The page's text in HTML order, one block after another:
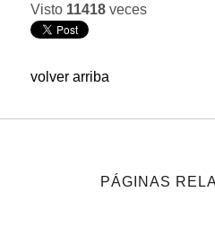
Visto 11418 veces
volver arriba
PÁGINAS